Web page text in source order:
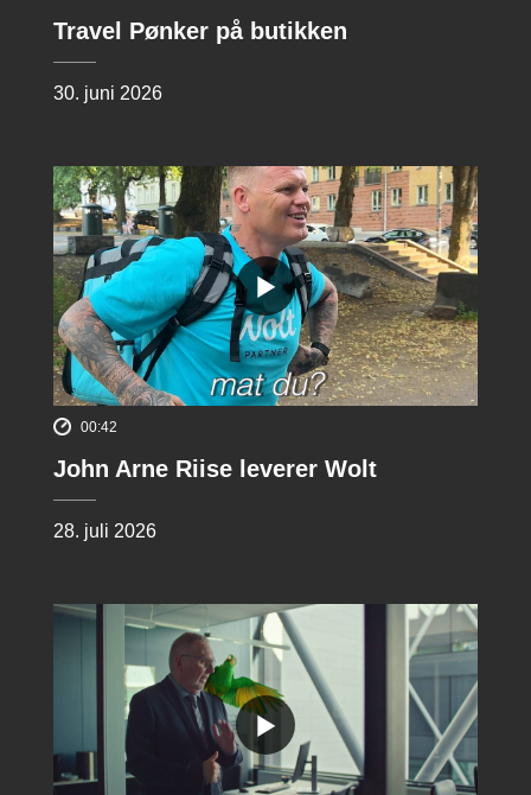
Travel Pønker på butikken
30. juni 2026
00:42
John Arne Riise leverer Wolt
28. juli 2026